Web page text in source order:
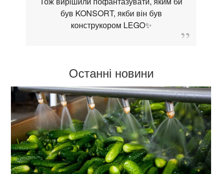
був KONSORT, якби він був
конструкором LEGO✨
Останні новини